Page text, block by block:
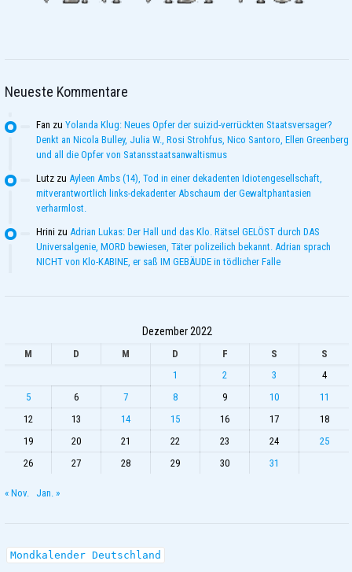
Neueste Kommentare
Fan zu Yolanda Klug: Neues Opfer der suizid-verrückten Staatsversager?
Denkt an Nicola Bulley, Julia W., Rosi Strohfus, Nico Santoro, Ellen Greenberg
und all die Opfer von Satansstaatsanwaltismus
Lutz zu Ayleen Ambs (14), Tod in einer dekadenten Idiotengesellschaft,
mitverantwortlich links-dekadenter Abschaum der Gewaltphantasien
verharmlost.
Hrini zu Adrian Lukas: Der Hall und das Klo. Rätsel GELÖST durch DAS
Universalgenie, MORD bewiesen, Täter polizeilich bekannt. Adrian sprach
NICHT von Klo-KABINE, er saß IM GEBÄUDE in tödlicher Falle
Dezember 2022
M D M D F S
S
1
2 3
4
5
6 7 8 9 10
11
12
13 14 15 16 17
18
19
20 21 22 23 24
25
26
27 28 29 30 31
« Nov. Jan. »
Mondkalender Deutschland